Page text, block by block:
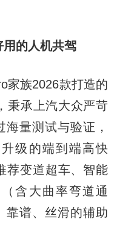
的人机共驾
族2026款打造的
秉承上汽大众严苛
量测试与验证，
级的端到端高快
荐变道超车、智能
含大曲率弯道通
靠谱、丝滑的辅助